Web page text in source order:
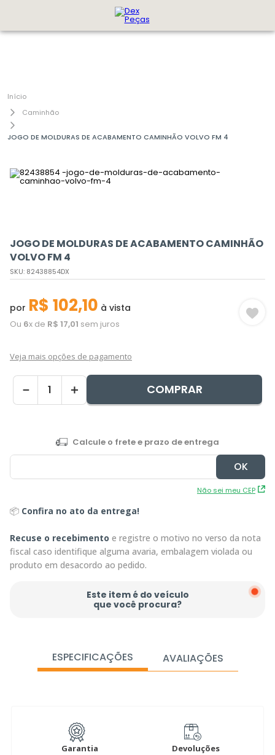
Caminhão
JOGO DE MOLDURAS DE ACABAMENTO CAMINHÃO VOLVO FM 4
JOGO DE MOLDURAS DE ACABAMENTO CAMINHÃO
VOLVO FM 4
SKU: 82438854DX
por R$ 102,10 à vista
Ou 6x de R$ 17,01 sem juros
Veja mais opções de pagamento
＋
－ COMPRAR
Não sei meu CEP
📦 Confira no ato da entrega!
Recuse o recebimento e registre o motivo no verso da nota
fiscal caso identifique alguma avaria, embalagem violada ou
produto em desacordo ao pedido.
Este item é do veículo
que você procura?
ESPECIFICAÇÕES AVALIAÇÕES
Garantia
Devoluções